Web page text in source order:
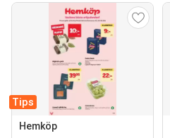
Tips
Hemköp